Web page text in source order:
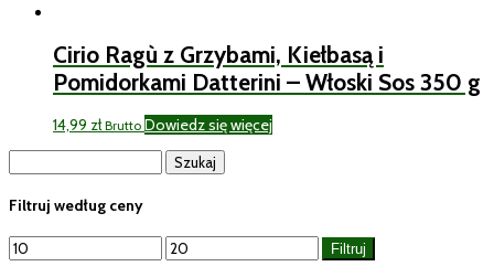
Cirio Ragù z Grzybami, Kiełbasą i
Pomidorkami Datterini – Włoski Sos 350 g
14,99 zł Brutto Dowiedz się więcej
Filtruj według ceny
Cena
min
Cena
max
Filtruj